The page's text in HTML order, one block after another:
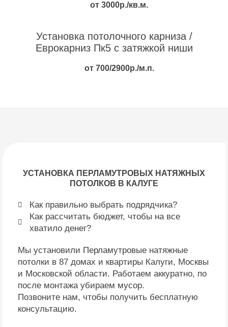
от 3000р./кв.м.
Установка потолочного карниза /
Еврокарниз Пк5 с затяжкой ниши
от 700/2900р./м.п.
УСТАНОВКА ПЕРЛАМУТРОВЫХ НАТЯЖНЫХ
ПОТОЛКОВ В КАЛУГЕ
Как правильно выбрать подрядчика?
Как рассчитать бюджет, чтобы на все
хватило денег?
Мы установили Перламутровые натяжные
потолки в 87 домах и квартиры Калуги, Москвы
и Московской области. Работаем аккуратно, по
после монтажа убираем мусор.
Позвоните нам, чтобы получить бесплатную
консультацию.